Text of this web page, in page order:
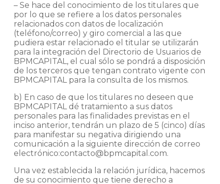
– Se hace del conocimiento de los titulares que
por lo que se refiere a los datos personales
relacionados con datos de localización
(teléfono/correo) y giro comercial a las que
pudiera estar relacionado el titular se utilizarán
para la integración del Directorio de Usuarios de
BPMCAPITAL, el cual sólo se pondrá a disposición
de los terceros que tengan contrato vigente con
BPMCAPITAL para la consulta de los mismos.
b) En caso de que los titulares no deseen que
BPMCAPITAL dé tratamiento a sus datos
personales para las finalidades previstas en el
inciso anterior, tendrán un plazo de 5 (cinco) días
para manifestar su negativa dirigiendo una
comunicación a la siguiente dirección de correo
electrónico:contacto@bpmcapital.com.
Una vez establecida la relación jurídica, hacemos
de su conocimiento que tiene derecho a